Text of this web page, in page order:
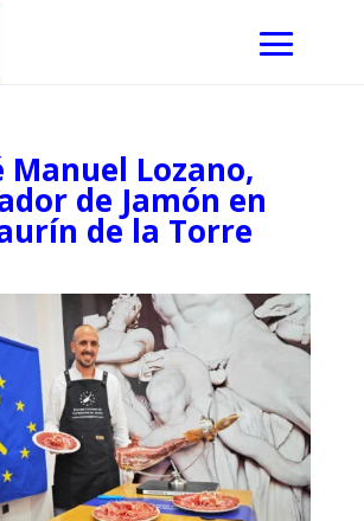
Manuel Lozano,
de Jamón en
de la Torre